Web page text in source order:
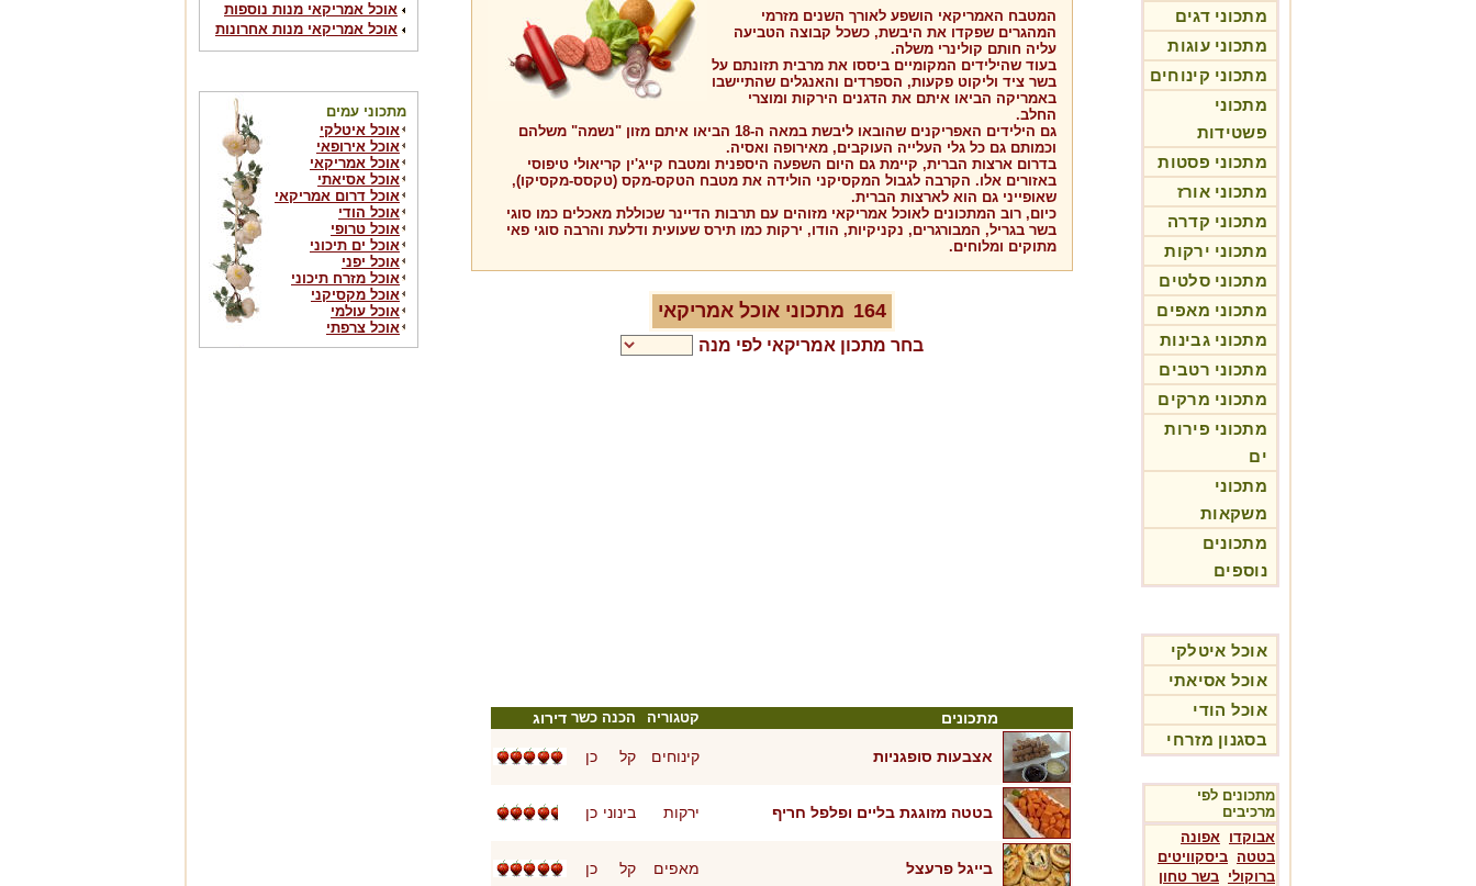
מתכוני דגים
מתכוני עוגות
מתכוני קינוחים
מתכוני
פשטידות
מתכוני פסטות
מתכוני אורז
מתכוני קדרה
מתכוני ירקות
מתכוני סלטים
מתכוני מאפים
מתכוני גבינות
מתכוני רטבים
מתכוני מרקים
מתכוני פירות
ים
מתכוני
משקאות
מתכונים
נוספים
אוכל איטלקי
אוכל אסיאתי
אוכל הודי
בסגנון מזרחי
מתכונים לפי
מרכיבים
אבוקדו אפונה
בטטה ביסקוויטים
ברוקולי בשר טחון
המטבח האמריקאי הושפע לאורך השנים מזרמי
המהגרים שפקדו את היבשת, כשכל קבוצה הטביעה
עליה חותם קולינרי משלה.
בעוד שהילידים המקומיים ביססו את מרבית תזונתם על
בשר ציד וליקוט פקעות, הספרדים והאנגלים שהתיישבו
באמריקה הביאו איתם את הדגנים הירקות ומוצרי
החלב.
גם הילידים האפריקנים שהובאו ליבשת במאה ה-18 הביאו איתם מזון "נשמה" משלהם
וכמותם גם כל גלי העלייה העוקבים, מאירופה ואסיה.
בדרום ארצות הברית, קיימת גם היום השפעה היספנית ומטבח קייג'ין קריאולי טיפוסי
באזורים אלו. הקרבה לגבול המקסיקני הולידה את מטבח הטקס-מקס (טקסס-מקסיקו),
שאופייני גם הוא לארצות הברית.
כיום, רוב המתכונים לאוכל אמריקאי מזוהים עם תרבות הדיינר שכוללת מאכלים כמו סוגי
בשר בגריל, המבורגרים, נקניקיות, הודו, ירקות כמו תירס שעועית ודלעת והרבה סוגי פאי
מתוקים ומלוחים.
164 מתכוני אוכל אמריקאי
בחר מתכון אמריקאי לפי מנה
מתכונים קטגוריה הכנה כשר דירוג
אצבעות סופגניות קינוחים קל כן
בטטה מזוגגת בליים ופלפל חריף ירקות בינוני כן
בייגל פרעצל מאפים קל כן
אוכל אמריקאי מנות נוספות
אוכל אמריקאי מנות אחרונות
מתכוני עמים
אוכל איטלקי
אוכל אירופאי
אוכל אמריקאי
אוכל אסיאתי
אוכל דרום אמריקאי
אוכל הודי
אוכל טרופי
אוכל ים תיכוני
אוכל יפני
אוכל מזרח תיכוני
אוכל מקסיקני
אוכל עולמי
אוכל צרפתי